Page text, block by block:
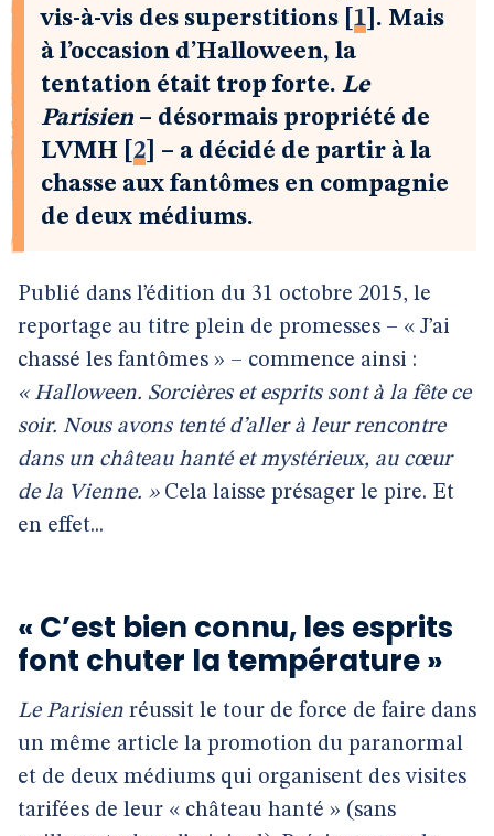
vis-à-vis des superstitions
1 . Mais
à l’occasion d’Halloween, la
tentation était trop forte. Le
Parisien – désormais propriété de
LVMH
2
– a décidé de partir à la
chasse aux fantômes en compagnie
de deux médiums.
Publié dans l’édition du 31 octobre 2015, le
reportage au titre plein de promesses – « J’ai
chassé les fantômes » – commence ainsi :
« Halloween. Sorcières et esprits sont à la fête ce
soir. Nous avons tenté d’aller à leur rencontre
dans un château hanté et mystérieux, au cœur
de la Vienne. »Cela laisse présager le pire. Et
en effet...
« C’est bien connu, les esprits
font chuter la température »
Le Parisien réussit le tour de force de faire dans
un même article la promotion du paranormal
et de deux médiums qui organisent des visites
tarifées de leur « château hanté » (sans